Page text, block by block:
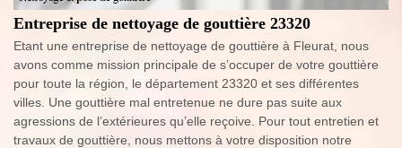
Entreprise de nettoyage de gouttière 23320
Etant une entreprise de nettoyage de gouttière à Fleurat, nous
avons comme mission principale de s’occuper de votre gouttière
pour toute la région, le département 23320 et ses différentes
villes. Une gouttière mal entretenue ne dure pas suite aux
agressions de l’extérieures qu’elle reçoive. Pour tout entretien et
travaux de gouttière, nous mettons à votre disposition notre